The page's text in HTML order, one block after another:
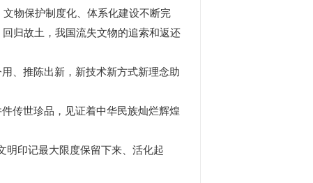
物保护制度化、体系化建设不断完
归故土，我国流失文物的追索和返还
、推陈出新，新技术新方式新理念助
传世珍品，见证着中华民族灿烂辉煌
印记最大限度保留下来、活化起